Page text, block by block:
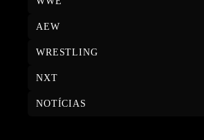
AEW
WRESTLING
NXT
NOTÍCIAS